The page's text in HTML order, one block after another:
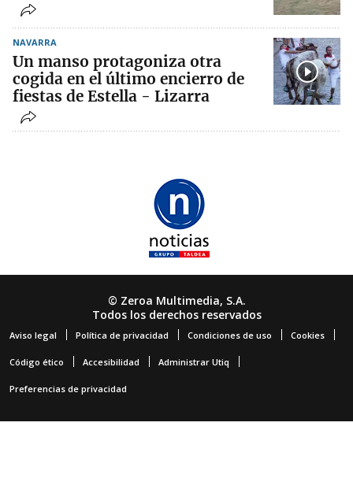
NAVARRA
Un manso protagoniza otra
cogida en el último encierro de
fiestas de Estella - Lizarra
© Zeroa Multimedia, S.A.
Todos los derechos reservados
Aviso legal Política de privacidad Condiciones de uso Cookies
Código ético Accesibilidad Administrar Utiq
Preferencias de privacidad